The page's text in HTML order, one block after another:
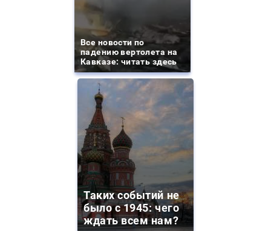
Все новости по
падению вертолета на
Кавказе: читать здесь
Таких событий не
было с 1945: чего
ждать всем нам?